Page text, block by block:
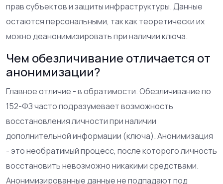
прав субъектов и защиты инфраструктуры. Данные
остаются персональными, так как теоретически их
можно деанонимизировать при наличии ключа.
Чем обезличивание отличается от
анонимизации?
Главное отличие - в обратимости. Обезличивание по
152-ФЗ часто подразумевает возможность
восстановления личности при наличии
дополнительной информации (ключа). Анонимизация
- это необратимый процесс, после которого личность
восстановить невозможно никакими средствами.
Анонимизированные данные не подпадают под